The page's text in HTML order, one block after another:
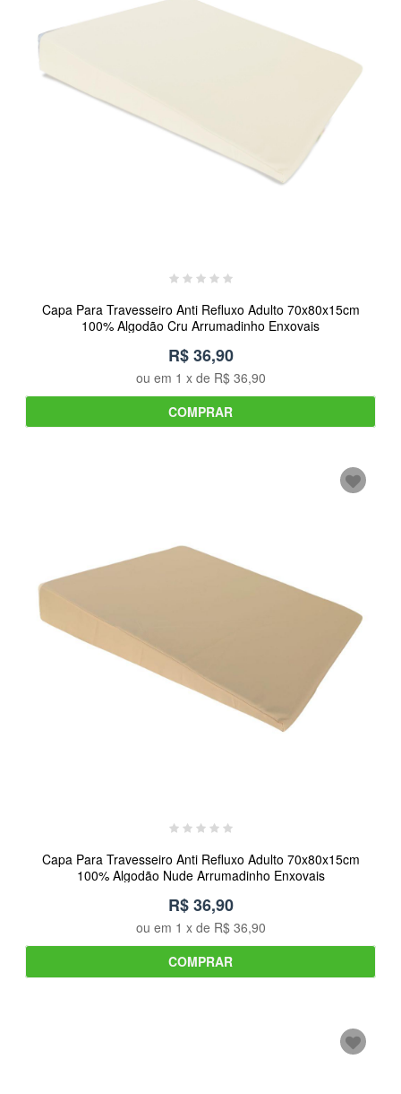
Capa Para Travesseiro Anti Refluxo Adulto 70x80x15cm
100% Algodão Cru Arrumadinho Enxovais
R$ 36,90
ou em 1 x de R$ 36,90
COMPRAR
Capa Para Travesseiro Anti Refluxo Adulto 70x80x15cm
100% Algodão Nude Arrumadinho Enxovais
R$ 36,90
ou em 1 x de R$ 36,90
COMPRAR